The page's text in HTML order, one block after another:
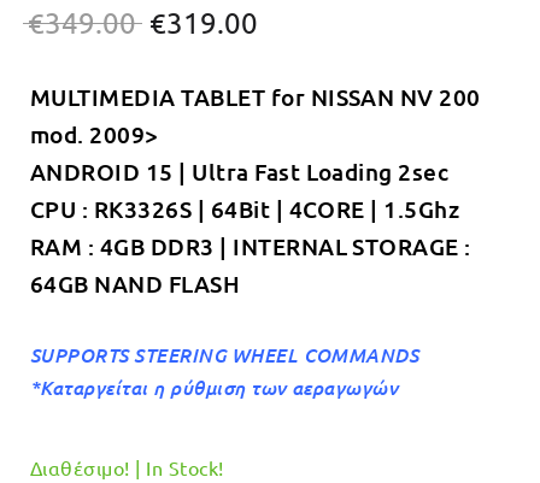
€349.00 Original
was:
€349.00.
€319.00
τιμή
€319.00.
MULTIMEDIA TABLET for NISSAN NV 200
mod. 2009>
ANDROID 15 | Ultra Fast Loading 2sec
CPU : RK3326S | 64Bit | 4CORE | 1.5Ghz
RAM : 4GB DDR3 | INTERNAL STORAGE :
64GB NAND FLASH
SUPPORTS STEERING WHEEL COMMANDS
*Καταργείται η ρύθμιση των αεραγωγών
Διαθέσιμο! | In Stock!